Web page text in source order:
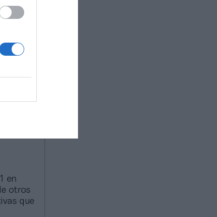
y fantasy
las
el
en
otros
que